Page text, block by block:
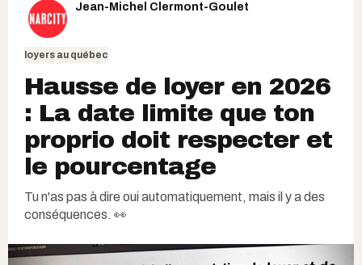
Jean-Michel Clermont-Goulet
loyers au québec
Hausse de loyer en 2026
: La date limite que ton
proprio doit respecter et
le pourcentage
Tu n'as pas à dire oui automatiquement, mais il y a des
conséquences. 👀